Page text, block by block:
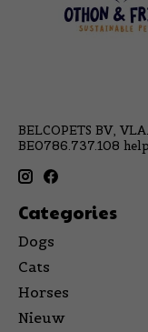
BELCOPETS BV,
BE0786.737.108
Categories
Dogs
Cats
Horses
Nieuw